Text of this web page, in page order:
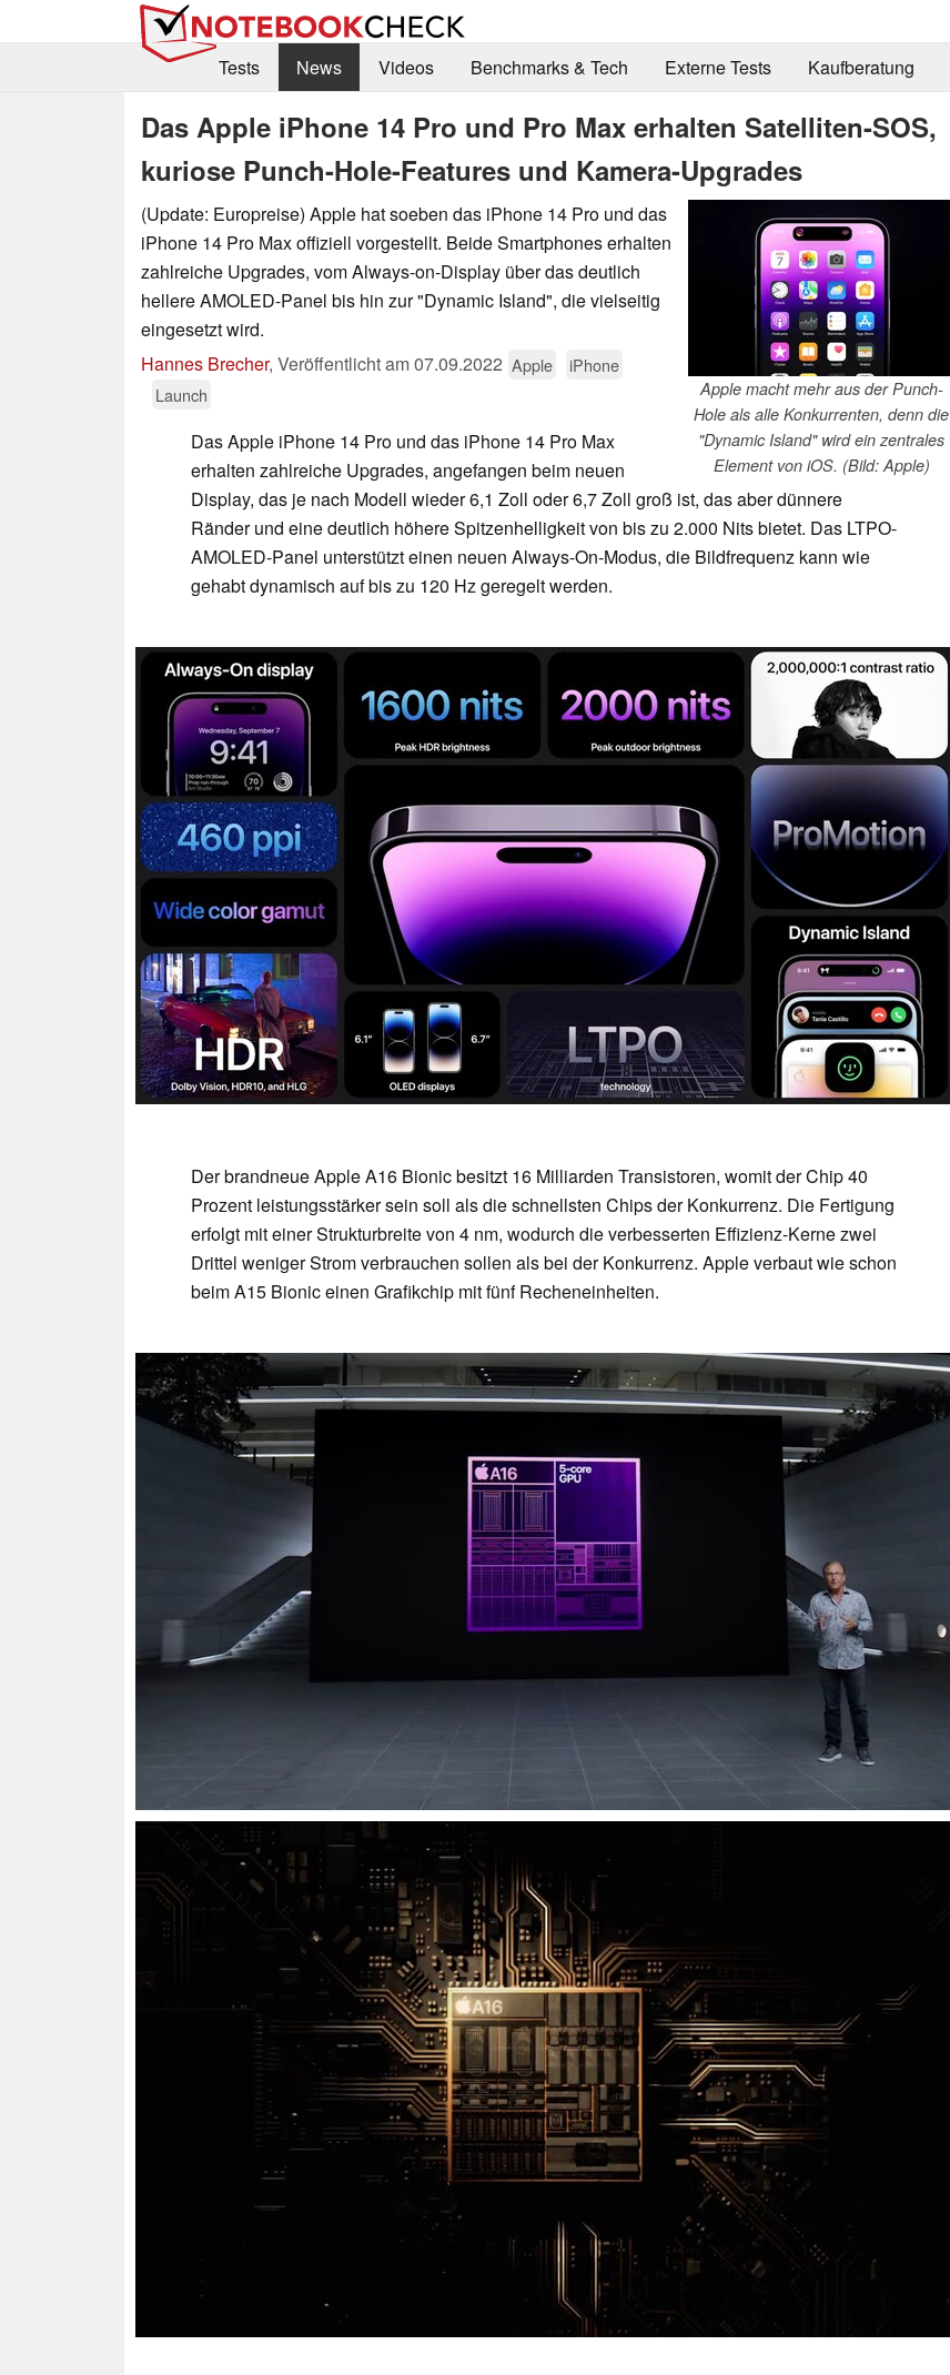
Tests
News Videos Benchmarks & Tech Externe Tests Kaufberatung
Das Apple iPhone 14 Pro und Pro Max erhalten Satelliten-SOS,
kuriose Punch-Hole-Features und Kamera-Upgrades
Apple macht mehr aus der Punch-
Hole als alle Konkurrenten, denn die
"Dynamic Island" wird ein zentrales
Element von iOS. (Bild: Apple)
(Update: Europreise) Apple hat soeben das iPhone 14 Pro und das
iPhone 14 Pro Max offiziell vorgestellt. Beide Smartphones erhalten
zahlreiche Upgrades, vom Always-on-Display über das deutlich
hellere AMOLED-Panel bis hin zur "Dynamic Island", die vielseitig
eingesetzt wird.
Hannes Brecher, Veröffentlicht am07.09.2022 Apple
iPhone
Launch
Das Apple iPhone 14 Pro und das iPhone 14 Pro Max
erhalten zahlreiche Upgrades, angefangen beim neuen
Display, das je nach Modell wieder 6,1 Zoll oder 6,7 Zoll groß ist, das aber dünnere
Ränder und eine deutlich höhere Spitzenhelligkeit von bis zu 2.000 Nits bietet. Das LTPO-
AMOLED-Panel unterstützt einen neuen Always-On-Modus, die Bildfrequenz kann wie
gehabt dynamisch auf bis zu 120 Hz geregelt werden.
Der brandneue Apple A16 Bionic besitzt 16 Milliarden Transistoren, womit der Chip 40
Prozent leistungsstärker sein soll als die schnellsten Chips der Konkurrenz. Die Fertigung
erfolgt mit einer Strukturbreite von 4 nm, wodurch die verbesserten Effizienz-Kerne zwei
Drittel weniger Strom verbrauchen sollen als bei der Konkurrenz. Apple verbaut wie schon
beim A15 Bionic einen Grafikchip mit fünf Recheneinheiten.